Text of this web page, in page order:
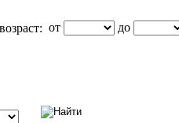
возраст: от до